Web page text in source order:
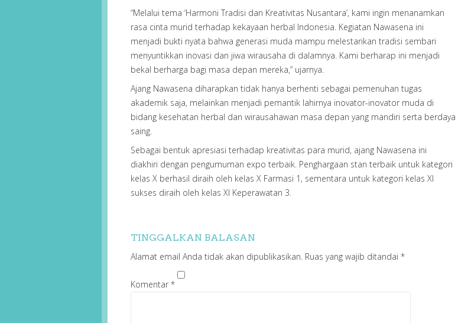
“Melalui tema ‘Harmoni Tradisi dan Kreativitas Nusantara’, kami ingin menanamkan
rasa cinta murid terhadap kekayaan herbal Indonesia. Kegiatan Nawasena ini
menjadi bukti nyata bahwa generasi muda mampu melestarikan tradisi sembari
menyuntikkan inovasi dan jiwa wirausaha di dalamnya. Kami berharap ini menjadi
bekal berharga bagi masa depan mereka,” ujarnya.
Ajang Nawasena diharapkan tidak hanya berhenti sebagai pemenuhan tugas
akademik saja, melainkan menjadi pemantik lahirnya inovator-inovator muda di
bidang kesehatan herbal dan wirausahawan masa depan yang mandiri serta berdaya
saing.
Sebagai bentuk apresiasi terhadap kreativitas para murid, ajang Nawasena ini
diakhiri dengan pengumuman expo terbaik. Penghargaan stan terbaik untuk kategori
kelas X berhasil diraih oleh kelas X Farmasi 1, sementara untuk kategori kelas XI
sukses diraih oleh kelas XI Keperawatan 3.
TINGGALKAN BALASAN
Alamat email Anda tidak akan dipublikasikan. Ruas yang wajib ditandai*
Komentar*